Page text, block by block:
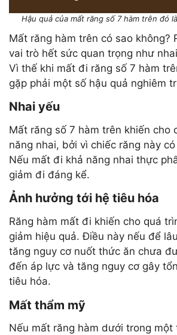
Hậu quả của mất răng số 7 hàm trên đó
Mất răng hàm trên có sao không?
vai trò hết sức quan trọng như
Vì thế khi mất đi răng số 7 hàm
gặp phải một số hậu quả nghiêm
Nhai yếu
Mất răng số 7 hàm trên khiến cho
năng nhai, bởi vì chiếc răng này
Nếu mất đi khả năng nhai thực
giảm đi đáng kể.
Ảnh hưởng tới hệ tiêu hóa
Răng hàm mất đi khiến cho quá
giảm hiệu quả. Điều này nếu để
tăng nguy cơ nuốt thức ăn chưa
đến áp lực và tăng nguy cơ gây
tiêu hóa.
Mất thẩm mỹ
Nếu mất răng hàm dưới trong một